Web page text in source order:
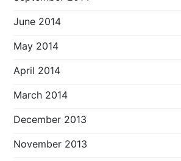
June 2014
May 2014
April 2014
March 2014
December 2013
November 2013